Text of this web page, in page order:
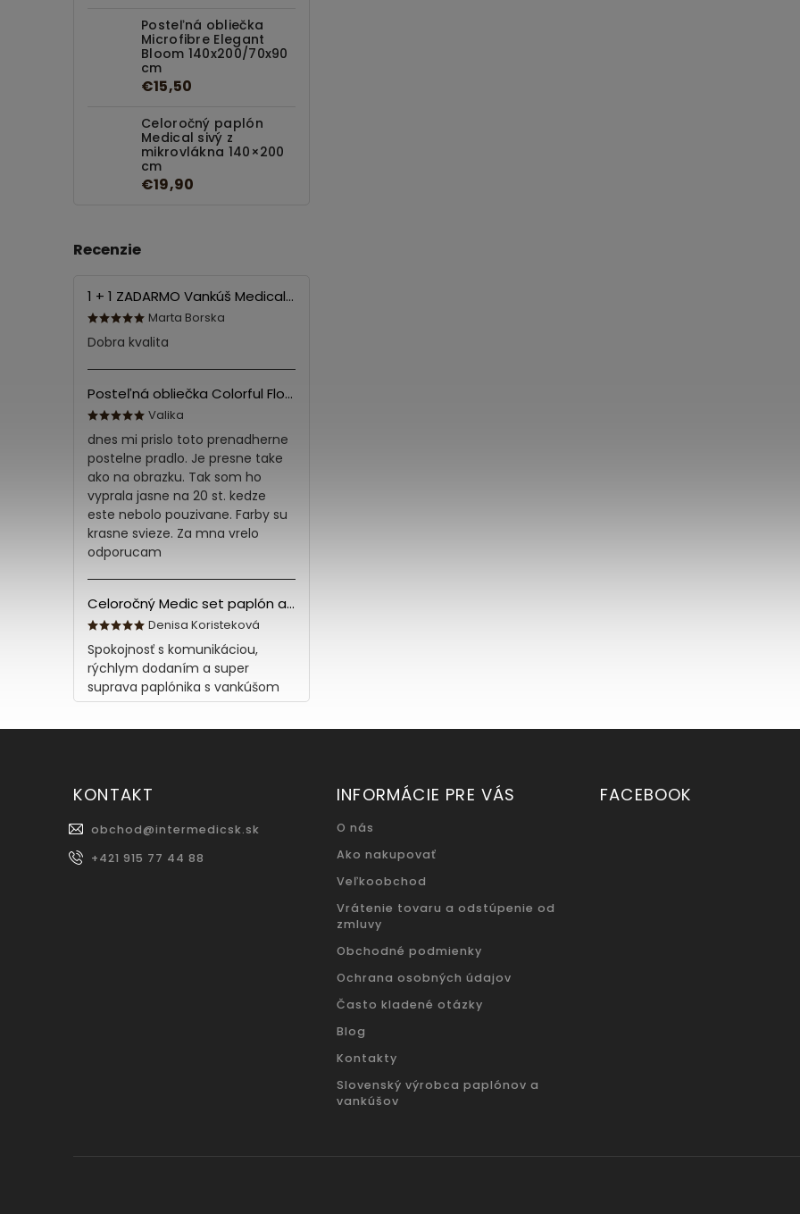
Posteľná obliečka
Microfibre Elegant
Bloom 140x200/70x90
cm
€15,50
Celoročný paplón
Medical sivý z
mikrovlákna 140×200
cm
€19,90
Recenzie
1 + 1 ZADARMO Vankúš Medical 70x90 cm
Marta Borska
Dobra kvalita
Posteľná obliečka Colorful Flowers Modrá 140x200/70x90 cm
Valika
dnes mi prislo toto prenadherne
postelne pradlo. Je presne take
ako na obrazku. Tak som ho
vyprala jasne na 20 st. kedze
este nebolo pouzivane. Farby su
krasne svieze. Za mna vrelo
odporucam
Celoročný Medic set paplón a vankúš z bavlny
Denisa Koristeková
Spokojnosť s komunikáciou,
rýchlym dodaním a super
suprava paplónika s vankúšom
KONTAKT
obchod@intermedicsk.sk
+421 915 77 44 88
INFORMÁCIE PRE VÁS
O nás
Ako nakupovať
Veľkoobchod
Vrátenie tovaru a odstúpenie od
zmluvy
Obchodné podmienky
Ochrana osobných údajov
Často kladené otázky
Blog
Kontakty
Slovenský výrobca paplónov a
vankúšov
FACEBOOK